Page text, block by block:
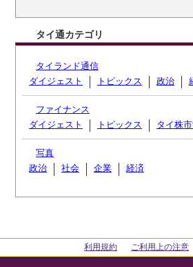
タイ通カテゴリ
タイランド通信
ダイジェスト
トピックス 政治
ファイナンス
ダイジェスト
トピックス タイ株
写真
政治
社会 企業 経済
利用規約 ご利用上の注意